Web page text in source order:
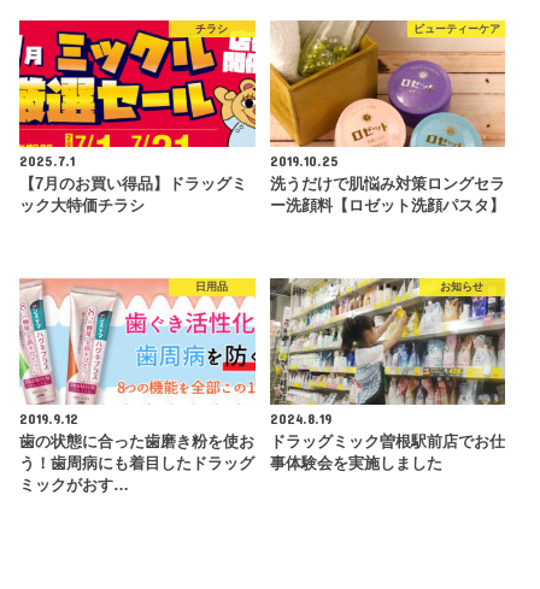
チラシ
2025.7.1
【7月のお買い得品】ドラッグミ
ック大特価チラシ
ビューティーケア
2019.10.25
洗うだけで肌悩み対策ロングセラ
ー洗顔料【ロゼット洗顔パスタ】
日用品
2019.9.12
歯の状態に合った歯磨き粉を使お
う！歯周病にも着目したドラッグ
ミックがおす…
お知らせ
2024.8.19
ドラッグミック曽根駅前店でお仕
事体験会を実施しました